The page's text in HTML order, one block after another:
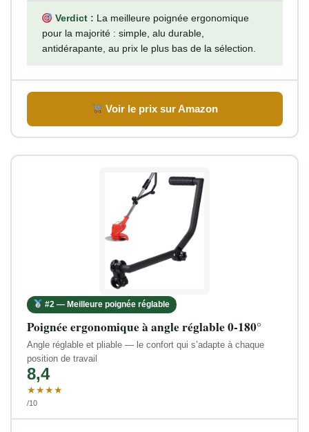
Verdict : La meilleure poignée ergonomique
pour la majorité : simple, alu durable,
antidérapante, au prix le plus bas de la sélection.
Voir le prix sur Amazon
#2 — Meilleure poignée réglable
Poignée ergonomique à angle réglable 0-180°
Angle réglable et pliable — le confort qui s’adapte à chaque
position de travail
8,4
★★★★
/10